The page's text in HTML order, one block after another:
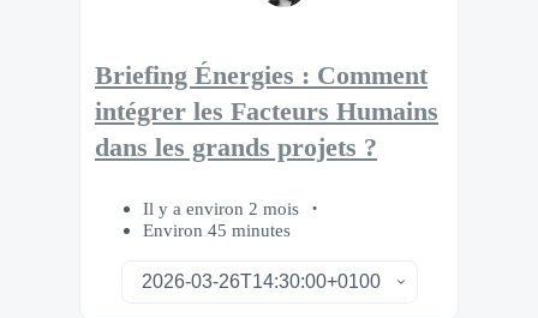
Briefing Énergies : Comment
intégrer les Facteurs Humains
dans les grands projets ?
Il y a environ 2 mois
Environ 45 minutes